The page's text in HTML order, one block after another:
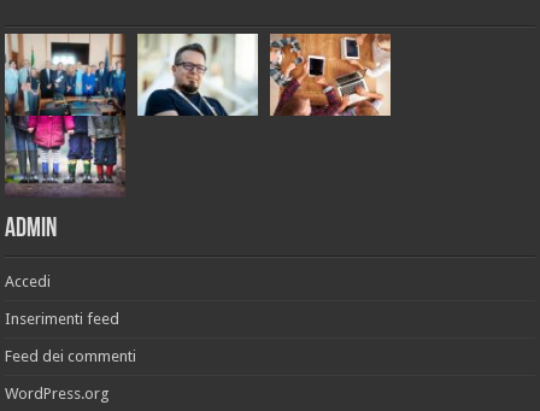
Admin
Accedi
Inserimenti feed
Feed dei commenti
WordPress.org